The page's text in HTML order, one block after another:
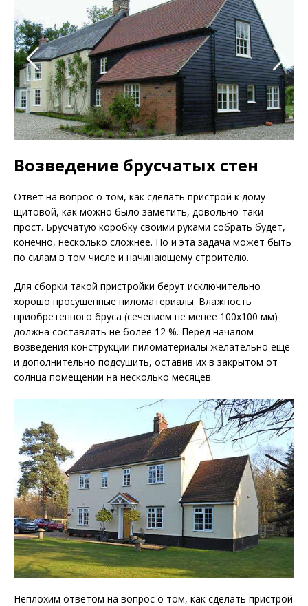
Возведение брусчатых стен
Ответ на вопрос о том, как сделать пристрой к дому
щитовой, как можно было заметить, довольно-таки
прост. Брусчатую коробку своими руками собрать будет,
конечно, несколько сложнее. Но и эта задача может быть
по силам в том числе и начинающему строителю.
Для сборки такой пристройки берут исключительно
хорошо просушенные пиломатериалы. Влажность
приобретенного бруса (сечением не менее 100х100 мм)
должна составлять не более 12 %. Перед началом
возведения конструкции пиломатериалы желательно еще
и дополнительно подсушить, оставив их в закрытом от
солнца помещении на несколько месяцев.
Неплохим ответом на вопрос о том, как сделать пристрой